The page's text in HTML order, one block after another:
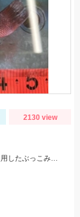
2130 view
お客様の釣果です！おめでとうございます！虫エサを使用したぶっこみ釣りにて。